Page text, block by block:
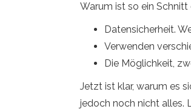
Warum ist so ein
Datensicherheit.
Verwenden
Die Möglichkeit,
Jetzt ist klar, warum es
jedoch noch nicht alles.